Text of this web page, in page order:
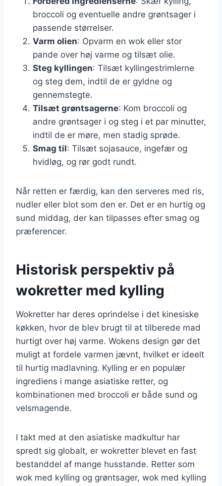
broccoli og eventuelle andre grøntsager i
passende størrelser.
Varm olien: Opvarm en wok eller stor
pande over høj varme og tilsæt olie.
Steg kyllingen: Tilsæt kyllingestrimlerne
og steg dem, indtil de er gyldne og
gennemstegte.
Tilsæt grøntsagerne: Kom broccoli og
andre grøntsager i og steg i et par minutter,
indtil de er møre, men stadig sprøde.
Smag til: Tilsæt sojasauce, ingefær og
hvidløg, og rør godt rundt.
Når retten er færdig, kan den serveres med ris,
nudler eller blot som den er. Det er en hurtig og
sund middag, der kan tilpasses efter smag og
præferencer.
Historisk perspektiv på
wokretter med kylling
Wokretter har deres oprindelse i det kinesiske
køkken, hvor de blev brugt til at tilberede mad
hurtigt over høj varme. Wokens design gør det
muligt at fordele varmen jævnt, hvilket er ideelt
til hurtig madlavning. Kylling er en populær
ingrediens i mange asiatiske retter, og
kombinationen med broccoli er både sund og
velsmagende.
I takt med at den asiatiske madkultur har
spredt sig globalt, er wokretter blevet en fast
bestanddel af mange husstande. Retter som
wok med kylling og grøntsager, wok med kylling